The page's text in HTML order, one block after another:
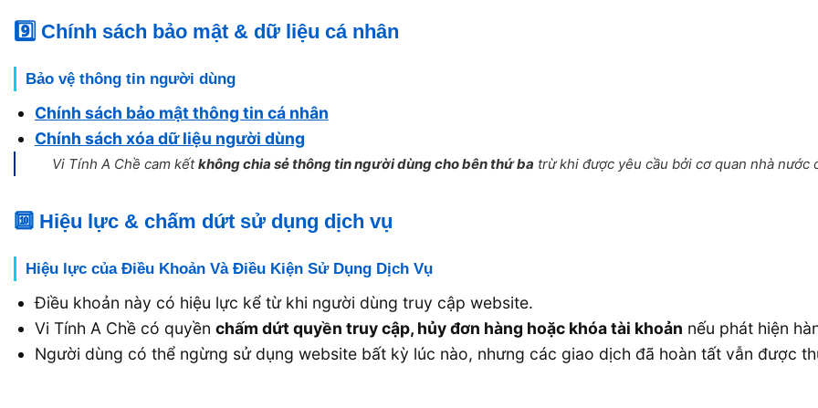
9️⃣ Chính sách bảo mật & dữ liệu cá nhân
Bảo vệ thông tin người dùng
Chính sách bảo mật thông tin cá nhân
Chính sách xóa dữ liệu người dùng
Vi Tính A Chề cam kếtkhông chia sẻ thông tin người dùng cho bên thứ ba trừ khi được yêu cầu bởi cơ quan nhà nước
🔟 Hiệu lực & chấm dứt sử dụng dịch vụ
Hiệu lực của Điều Khoản Và Điều Kiện Sử Dụng Dịch Vụ
Điều khoản này có hiệu lực kể từ khi người dùng truy cập website.
Vi Tính A Chề có quyền chấm dứt quyền truy cập, hủy đơn hàng hoặc khóa tài khoản nếu phát hiện
Người dùng có thể ngừng sử dụng website bất kỳ lúc nào, nhưng các giao dịch đã hoàn tất vẫn được